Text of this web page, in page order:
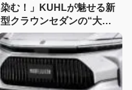
染む！」KUHLが魅せる新
型クラウンセダンの“大人
な”薄型フラップエアロ